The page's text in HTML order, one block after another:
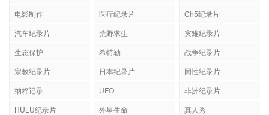
电影制作
医疗纪录片
Ch5纪录片
汽车纪录片
荒野求生
灾难纪录片
生态保护
希特勒
战争纪录片
宗教纪录片
日本纪录片
同性纪录片
纳粹记录
UFO
非洲纪录片
HULU纪录片
外星生命
真人秀